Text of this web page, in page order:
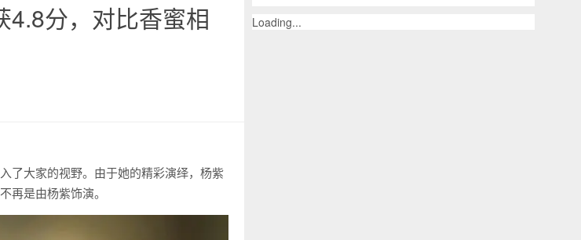
4.8分，对比香蜜相
了大家的视野。由于她的精彩演绎，杨紫
再是由杨紫饰演。
Loading...